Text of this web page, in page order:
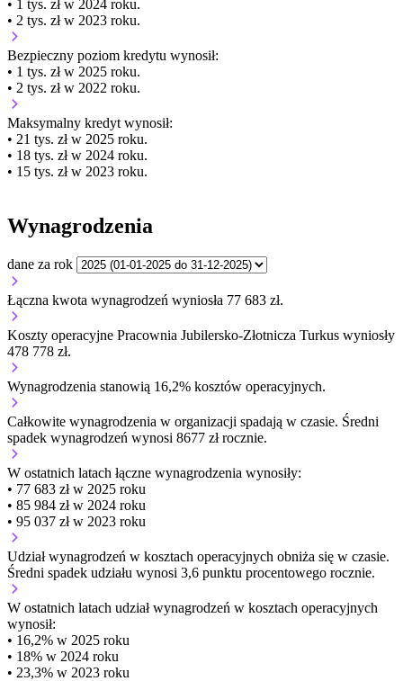
• 1 tys. zł w 2024 roku.
• 2 tys. zł w 2023 roku.
Bezpieczny poziom kredytu wynosił:
• 1 tys. zł w 2025 roku.
• 2 tys. zł w 2022 roku.
Maksymalny kredyt wynosił:
• 21 tys. zł w 2025 roku.
• 18 tys. zł w 2024 roku.
• 15 tys. zł w 2023 roku.
Wynagrodzenia
dane za rok
Łączna kwota wynagrodzeń wyniosła 77 683 zł.
Koszty operacyjne Pracownia Jubilersko-Złotnicza Turkus wyniosły
478 778 zł.
Wynagrodzenia stanowią 16,2% kosztów operacyjnych.
Całkowite wynagrodzenia w organizacji spadają w czasie. Średni
spadek wynagrodzeń wynosi 8677 zł rocznie.
W ostatnich latach łączne wynagrodzenia wynosiły:
• 77 683 zł w 2025 roku
• 85 984 zł w 2024 roku
• 95 037 zł w 2023 roku
Udział wynagrodzeń w kosztach operacyjnych obniża się w czasie.
Średni spadek udziału wynosi 3,6 punktu procentowego rocznie.
W ostatnich latach udział wynagrodzeń w kosztach operacyjnych
wynosił:
• 16,2% w 2025 roku
• 18% w 2024 roku
• 23,3% w 2023 roku